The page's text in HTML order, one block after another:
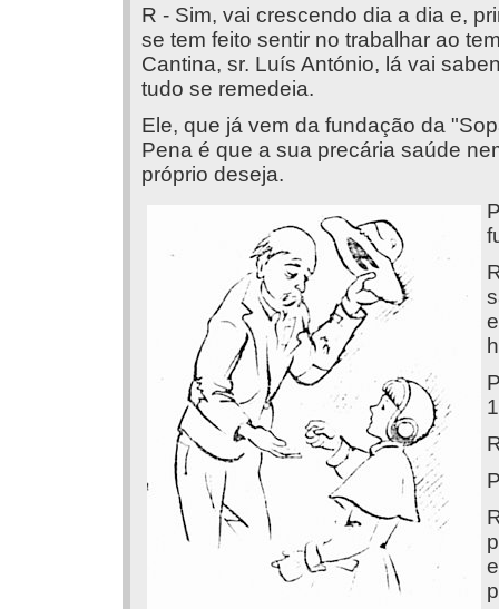
R - Sim, vai crescendo dia a dia e,
se tem feito sentir no trabalhar ao
Cantina, sr. Luís António, lá vai
tudo se remedeia.
Ele, que já vem da fundação da
Pena é que a sua precária saúde
próprio deseja.